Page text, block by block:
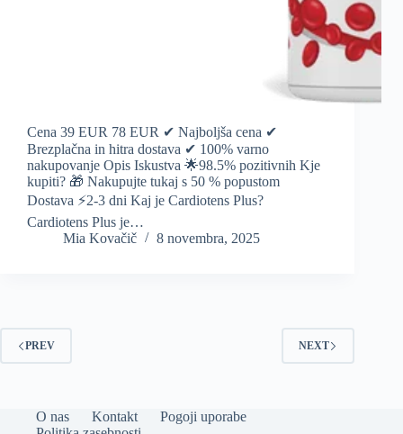
Cena 39 EUR 78 EUR ✔ Najboljša cena ✔
Brezplačna in hitra dostava ✔ 100% varno
nakupovanje Opis Iskustva 🌟98.5% pozitivnih Kje
kupiti? 🎁 Nakupujte tukaj s 50 % popustom
Dostava ⚡️2-3 dni Kaj je Cardiotens Plus?
Cardiotens Plus je…
Mia Kovačič
8 novembra, 2025
PREV NEXT
O nas Kontakt
Pogoji uporabe